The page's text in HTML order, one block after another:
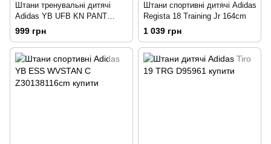
Штани тренувальні дитячі
Adidas YB UFB KN PANT
CF7064 152cm
999 грн
Штани спортивні дитячі Adidas
Regista 18 Training Jr 164cm
1 039 грн